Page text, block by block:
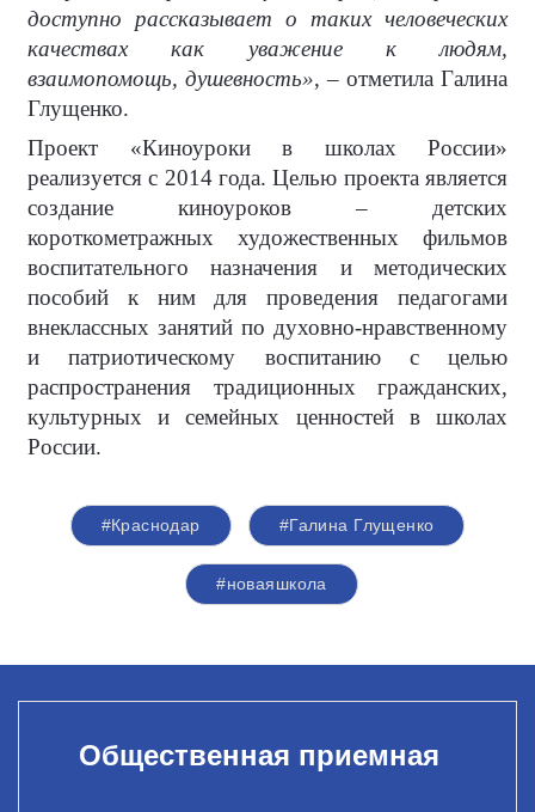
доступно рассказывает о таких человеческих
качествах как уважение к людям,
взаимопомощь, душевность», – отметила Галина
Глущенко.
Проект «Киноуроки в школах России»
реализуется с 2014 года. Целью проекта является
создание киноуроков – детских
короткометражных художественных фильмов
воспитательного назначения и методических
пособий к ним для проведения педагогами
внеклассных занятий по духовно-нравственному
и патриотическому воспитанию с целью
распространения традиционных гражданских,
культурных и семейных ценностей в школах
России.
#Краснодар #Галина Глущенко
#новаяшкола
Общественная приемная